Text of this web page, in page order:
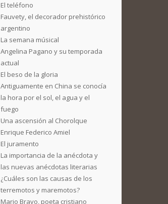
El teléfono
Fauvety, el decorador prehistórico
argentino
La semana músical
Angelina Pagano y su temporada
actual
El beso de la gloria
Antiguamente en China se conocía
la hora por el sol, el agua y el
fuego
Una ascensión al Chorolque
Enrique Federico Amiel
El juramento
La importancia de la anécdota y
las nuevas anécdotas literarias
¿Cuáles son las causas de los
terremotos y maremotos?
Mario Bravo, poeta cristiano